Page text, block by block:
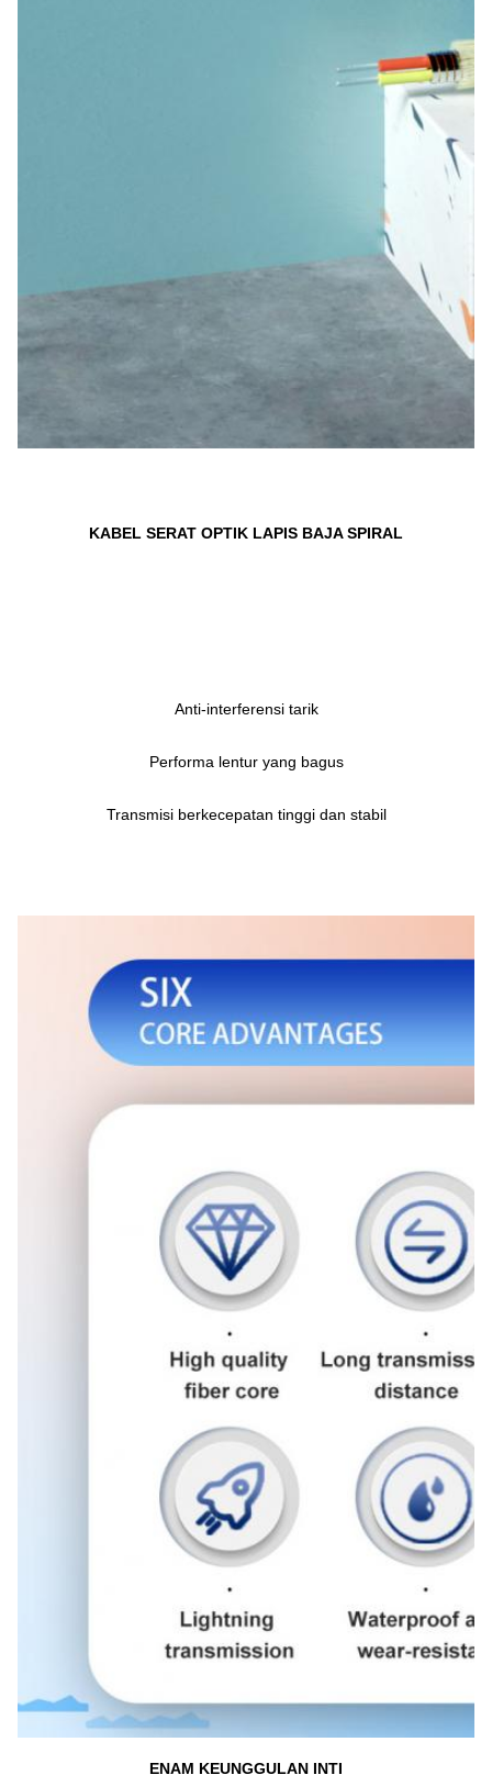
KABEL SERAT OPTIK LAPIS BAJA SPIRAL
Anti-interferensi tarik
Performa lentur yang bagus
Transmisi berkecepatan tinggi dan stabil
ENAM KEUNGGULAN INTI